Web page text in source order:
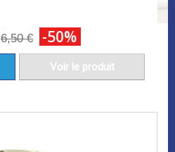
6,50 € -50%
Voir le produit